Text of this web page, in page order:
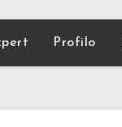
Profilo